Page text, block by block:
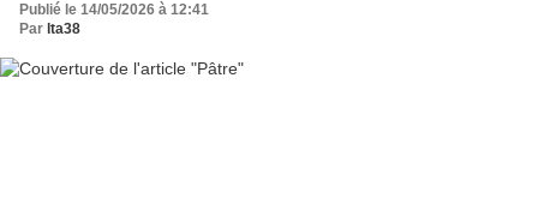
Publié le 14/05/2026 à 12:41
Par lta38